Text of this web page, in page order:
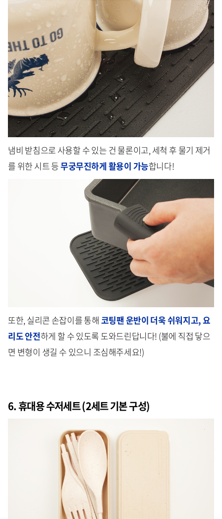
냄비 받침으로 사용할 수 있는 건 물론이고, 세척 후 물기 제거
를 위한 시트 등무궁무진하게 활용이 가능합니다!
또한, 실리콘 손잡이를 통해 코팅팬 운반이 더욱 쉬워지고, 요
리도 안전하게 할 수 있도록 도와드린답니다! (불에 직접 닿으
면 변형이 생길 수 있으니 조심해주세요!)
6. 휴대용 수저세트 (2세트 기본 구성)